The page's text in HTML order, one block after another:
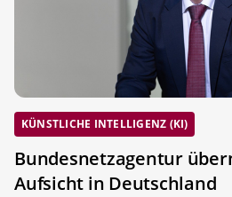
KÜNSTLICHE INTELLIGENZ (KI)
Bundesnetzagentur
Aufsicht in Deutschland